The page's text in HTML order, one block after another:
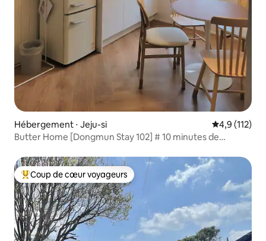
Hébergement ⋅ Jeju-si Évaluation
4,9 (112)
Butter Home [Dongmun Stay 102] # 10 minutes de
minutes de la soupe de poisson Ujin # Wumu #
boulangerie Aveve # Netflix
Coups de cœur voyageurs les plus appréciés
Coup de cœur voyageurs